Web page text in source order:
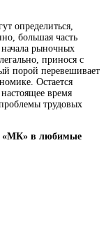
определиться,
большая часть
начала рыночных
принося с
порой перевешивает
Остается
время
трудовых
«МК» в любимые